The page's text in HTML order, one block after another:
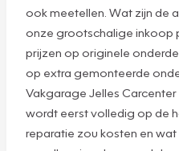
ook meetellen. Wat zijn de
onze grootschalige inkoop
prijzen op originele
op extra gemonteerde
Vakgarage Jelles
wordt eerst volledig op de
reparatie zou kosten en